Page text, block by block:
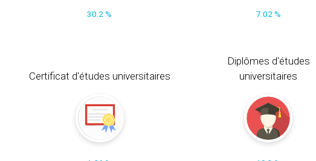
30.2 % 7.02 %
Certificat d'études universitaires
Diplômes d'études
universitaires